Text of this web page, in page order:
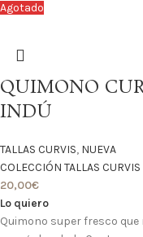
Agotado
QUIMONO
INDÚ
TALLAS CURVIS, NUEVA
COLECCIÓN TALLAS CURVIS
20,00€
Lo quiero
Quimono super fresco que